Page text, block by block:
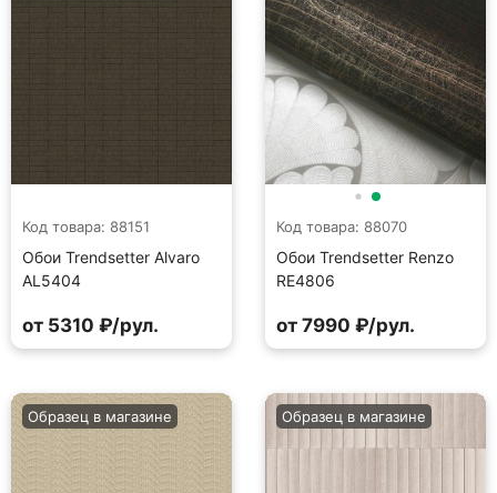
Код товара: 88151
Обои Trendsetter Alvaro
AL5404
от 5310 ₽/рул.
Код товара: 88070
Обои Trendsetter Renzo
RE4806
от 7990 ₽/рул.
Образец в магазине Образец в магазине